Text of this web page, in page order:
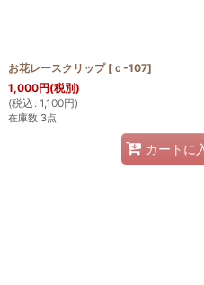
お花レースクリップ [ ｃ-107]
1,000円(税別)
(税込 : 1,100円)
在庫数 3点
カートに